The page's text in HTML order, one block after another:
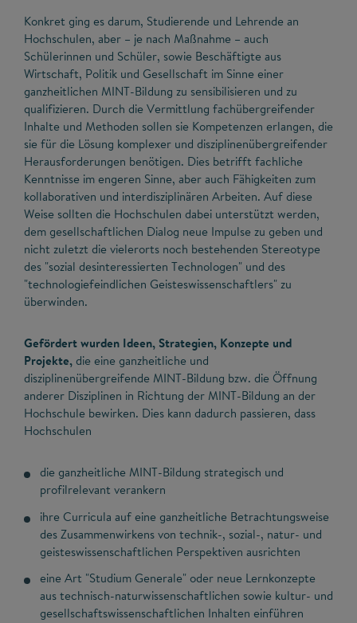
Konkret ging es darum, Studierende und Lehrende an
Hochschulen, aber – je nach Maßnahme – auch
Schülerinnen und Schüler, sowie Beschäftigte aus
Wirtschaft, Politik und Gesellschaft im Sinne einer
ganzheitlichen MINT-Bildung zu sensibilisieren und zu
qualifizieren. Durch die Vermittlung fachübergreifender
Inhalte und Methoden sollen sie Kompetenzen erlangen, die
sie für die Lösung komplexer und disziplinenübergreifender
Herausforderungen benötigen. Dies betrifft fachliche
Kenntnisse im engeren Sinne, aber auch Fähigkeiten zum
kollaborativen und interdisziplinären Arbeiten. Auf diese
Weise sollten die Hochschulen dabei unterstützt werden,
dem gesellschaftlichen Dialog neue Impulse zu geben und
nicht zuletzt die vielerorts noch bestehenden Stereotype
des "sozial desinteressierten Technologen" und des
"technologiefeindlichen Geisteswissenschaftlers" zu
überwinden.
Gefördert wurden Ideen, Strategien, Konzepte und
Projekte,die eine ganzheitliche und
disziplinenübergreifende MINT-Bildung bzw. die Öffnung
anderer Disziplinen in Richtung der MINT-Bildung an der
Hochschule bewirken. Dies kann dadurch passieren, dass
Hochschulen
die ganzheitliche MINT-Bildung strategisch und
profilrelevant verankern
ihre Curricula auf eine ganzheitliche Betrachtungsweise
des Zusammenwirkens von technik-, sozial-, natur- und
geisteswissenschaftlichen Perspektiven ausrichten
eine Art "Studium Generale" oder neue Lernkonzepte
aus technisch-naturwissenschaftlichen sowie kultur- und
gesellschaftswissenschaftlichen Inhalten einführen